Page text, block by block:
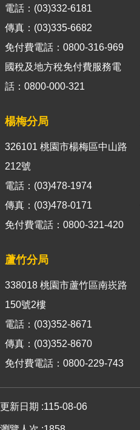
網
導
覽
市
政
信
隱
私
政
訊
安
政
策
政
站
資
電話：(03)332-6181
傳真：(03)335-6682
免付費電話：0800-316-969
國稅及地方稅免付費服務電
話：0800-000-321
楊梅分局
326101 桃園市楊梅區中山路
212號
電話：(03)478-1974
傳真：(03)478-0171
免付費電話：0800-321-420
蘆竹分局
338018 桃園市蘆竹區南崁路
150號2樓
電話：(03)352-8671
傳真：(03)352-8670
免付費電話：0800-229-743
更新日期 115-08-06